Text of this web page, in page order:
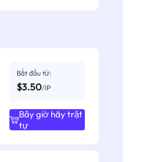
Bắt đầu từ:
$3.50/IP
Bây giờ hãy trật
tự